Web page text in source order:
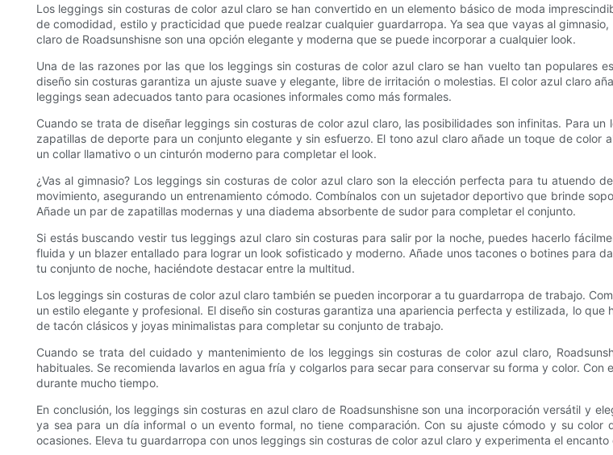
Los leggings sin costuras de color azul claro se han convertido en un elemento básico de moda
de comodidad, estilo y practicidad que puede realzar cualquier guardarropa. Ya sea que vayas al
claro de Roadsunshisne son una opción elegante y moderna que se puede incorporar a cualquier look.
Una de las razones por las que los leggings sin costuras de color azul claro se han vuelto tan populares
diseño sin costuras garantiza un ajuste suave y elegante, libre de irritación o molestias. El color azul claro
leggings sean adecuados tanto para ocasiones informales como más formales.
Cuando se trata de diseñar leggings sin costuras de color azul claro, las posibilidades son infinitas. Para
zapatillas de deporte para un conjunto elegante y sin esfuerzo. El tono azul claro añade un toque de color
un collar llamativo o un cinturón moderno para completar el look.
¿Vas al gimnasio? Los leggings sin costuras de color azul claro son la elección perfecta para tu atuendo
movimiento, asegurando un entrenamiento cómodo. Combínalos con un sujetador deportivo que brinde
Añade un par de zapatillas modernas y una diadema absorbente de sudor para completar el conjunto.
Si estás buscando vestir tus leggings azul claro sin costuras para salir por la noche, puedes hacerlo
fluida y un blazer entallado para lograr un look sofisticado y moderno. Añade unos tacones o botines para
tu conjunto de noche, haciéndote destacar entre la multitud.
Los leggings sin costuras de color azul claro también se pueden incorporar a tu guardarropa de trabajo.
un estilo elegante y profesional. El diseño sin costuras garantiza una apariencia perfecta y estilizada, lo
de tacón clásicos y joyas minimalistas para completar su conjunto de trabajo.
Cuando se trata del cuidado y mantenimiento de los leggings sin costuras de color azul claro,
habituales. Se recomienda lavarlos en agua fría y colgarlos para secar para conservar su forma y color.
durante mucho tiempo.
En conclusión, los leggings sin costuras en azul claro de Roadsunshisne son una incorporación versátil y
ya sea para un día informal o un evento formal, no tiene comparación. Con su ajuste cómodo y su
ocasiones. Eleva tu guardarropa con unos leggings sin costuras de color azul claro y experimenta el